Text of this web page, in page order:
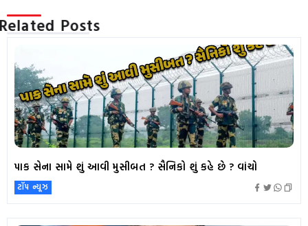
Related Posts
પાક સેના સામે શું આવી મુસીબત ? સૈનિકો શું કહે છે ? વાંચો
ટૉપ ન્યૂઝ